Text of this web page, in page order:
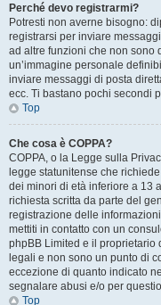
Perché devo registrarmi?
Potresti non averne bisogno:
registrarsi per inviare
ad altre funzioni che non sono
un’immagine personale
inviare messaggi di posta
ecc. Ti bastano pochi secondi
Top
Che cosa è COPPA?
COPPA, o la Legge sulla
legge statunitense che
dei minori di età inferiore a 13
richiesta scritta da parte del
registrazione delle
mettiti in contatto con un
phpBB Limited e il proprietario
legali e non sono un punto di
eccezione di quanto indicato
segnalare abusi e/o per
Top